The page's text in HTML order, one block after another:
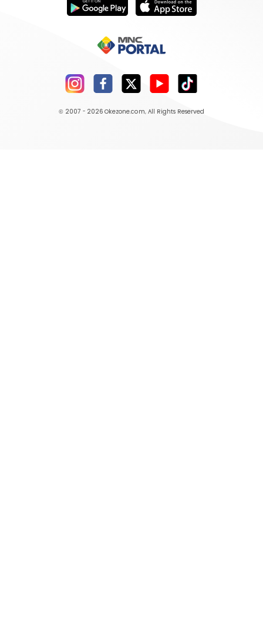
© 2007 - 2026 Okezone.com, All Rights Reserved